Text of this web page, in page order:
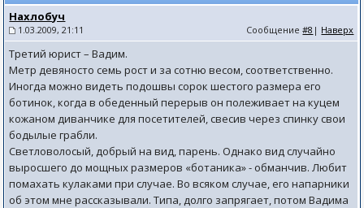
Нахлобуч
1.03.2009, 21:11 Сообщение#8 | Наверх
Третий юрист – Вадим.
Метр девяносто семь рост и за сотню весом, соответственно.
Иногда можно видеть подошвы сорок шестого размера его
ботинок, когда в обеденный перерыв он полеживает на куцем
кожаном диванчике для посетителей, свесив через спинку свои
бодылые грабли.
Светловолосый, добрый на вид, парень. Однако вид случайно
выросшего до мощных размеров «ботаника» - обманчив. Любит
помахать кулаками при случае. Во всяком случае, его напарники
об этом мне рассказывали. Типа, долго запрягает, потом Вадима